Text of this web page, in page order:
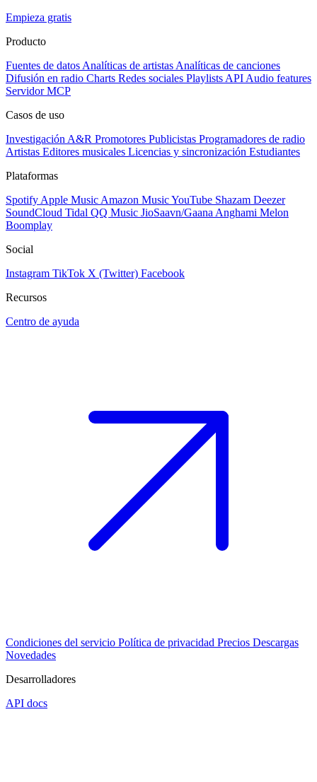
Empieza gratis
Producto
Fuentes de datos Analíticas de artistas Analíticas de canciones
Difusión en radio Charts Redes sociales Playlists API Audio features
Servidor MCP
Casos de uso
Investigación A&R Promotores Publicistas Programadores de radio
Artistas Editores musicales Licencias y sincronización Estudiantes
Plataformas
Spotify Apple Music Amazon MusicYouTube Shazam Deezer
SoundCloud Tidal QQ Music JioSaavn/Gaana Anghami Melon
Boomplay
Social
Instagram TikTok X (Twitter) Facebook
Recursos
Centro de ayuda
Condiciones del servicio Política de privacidad Precios Descargas
Novedades
Desarrolladores
API docs